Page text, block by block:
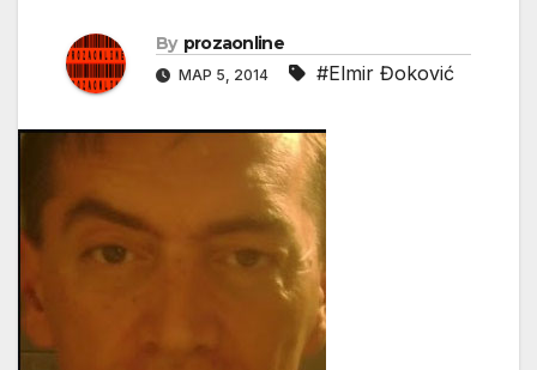
By prozaonline
МАР 5, 2014 #Elmir Đoković